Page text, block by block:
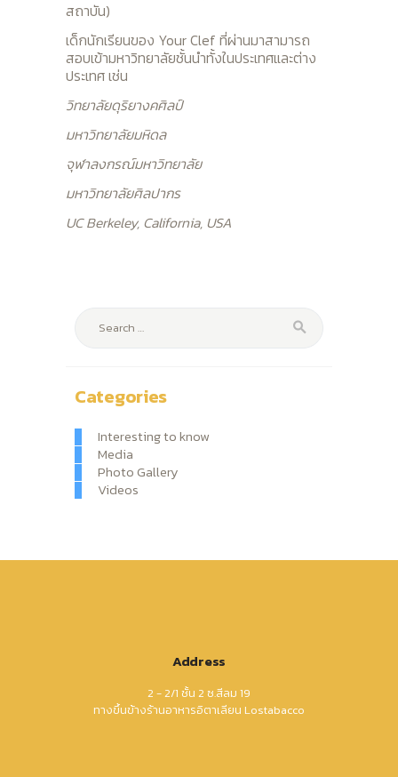
สถาบัน)
เด็กนักเรียนของ Your Clef ที่ผ่านมาสามารถ
สอบเข้ามหาวิทยาลัยชั้นนำทั้งในประเทศและต่าง
ประเทศ เช่น
วิทยาลัยดุริยางคศิลป์
มหาวิทยาลัยมหิดล
จุฬาลงกรณ์มหาวิทยาลัย
มหาวิทยาลัยศิลปากร
UC Berkeley, California, USA
Categories
Interesting to know
Media
Photo Gallery
Videos
Address
2 - 2/1 ชั้น 2 ซ.สีลม 19
ทางขึ้นข้างร้านอาหารอิตาเลียน Lostabacco